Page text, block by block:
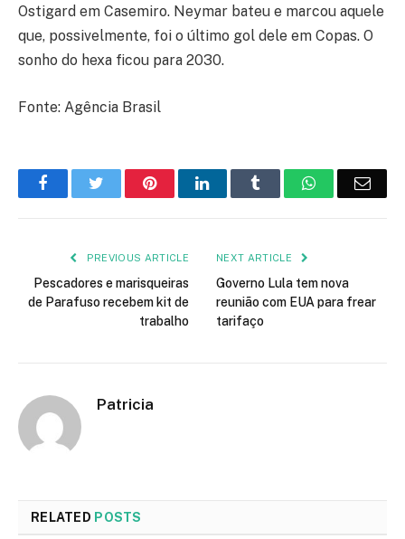
Ostigard em Casemiro. Neymar bateu e marcou aquele
que, possivelmente, foi o último gol dele em Copas. O
sonho do hexa ficou para 2030.
Fonte: Agência Brasil
FacebookTwitter PinterestLinkedIn Tumblr WhatsApp
PREVIOUS ARTICLE
Pescadores e marisqueiras
de Parafuso recebem kit de
trabalho
NEXT ARTICLE
Governo Lula tem nova
reunião com EUA para frear
tarifaço
Patricia
RELATED POSTS